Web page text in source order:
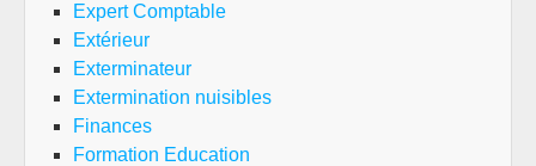
Expert Comptable
Extérieur
Exterminateur
Extermination nuisibles
Finances
Formation Education